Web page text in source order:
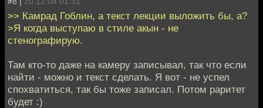
>> Камрад Гоблин, а текст лекции выложить бы, а?
>Я когда выступаю в стиле акын - не
стенографирую.
Там кто-то даже на камеру записывал, так что если
найти - можно и текст сделать. Я вот - не успел
спохватиться, так бы тоже записал. Потом раритет
будет :)